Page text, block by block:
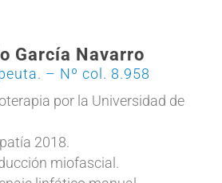
García Navarro
– Nº col. 8.958
por la Universidad de
2018.
miofascial.